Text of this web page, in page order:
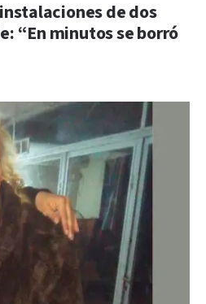
de dos
“En minutos se borró